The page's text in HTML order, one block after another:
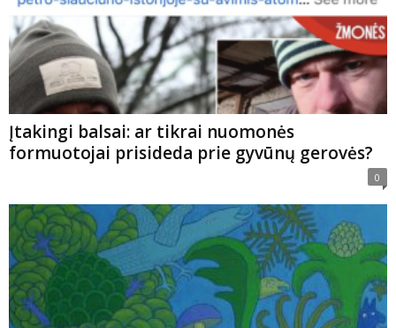
Įtakingi balsai: ar tikrai nuomonės
formuotojai prisideda prie gyvūnų gerovės?
0